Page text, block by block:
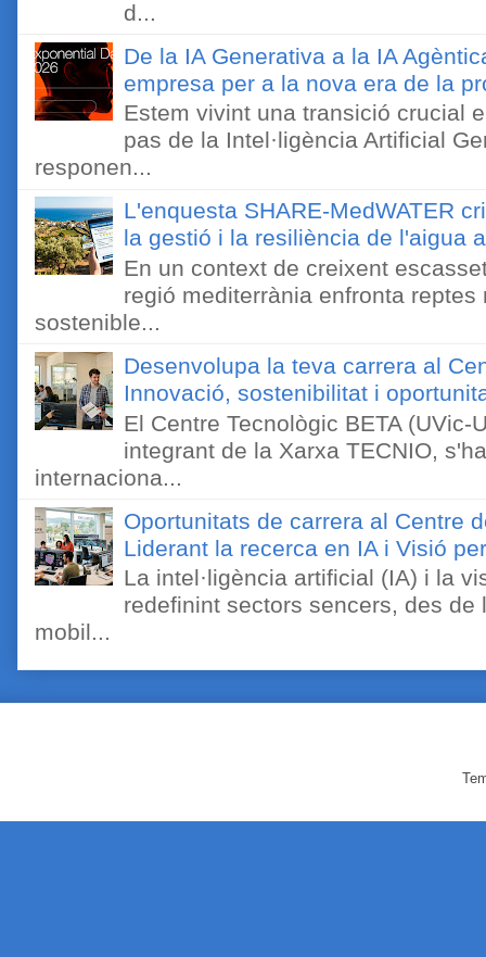
d...
De la IA Generativa a la IA
empresa per a la nova era de la
Estem vivint una transició crucial
pas de la Intel·ligència Artificial
responen...
L'enquesta SHARE-MedWATER
la gestió i la resiliència de l'aigua
En un context de creixent
regió mediterrània enfronta
sostenible...
Desenvolupa la teva carrera al
Innovació, sostenibilitat i
El Centre Tecnològic BETA (UVic-
integrant de la Xarxa TECNIO,
internaciona...
Oportunitats de carrera al Centre
Liderant la recerca en IA i Visió
La intel·ligència artificial (IA) i la
redefinint sectors sencers, des
mobil...